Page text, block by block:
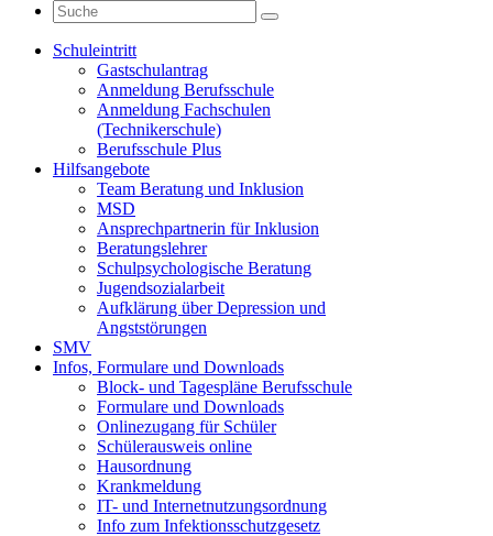
Schuleintritt
Gastschulantrag
Anmeldung Berufsschule
Anmeldung Fachschulen
(Technikerschule)
Berufsschule Plus
Hilfsangebote
Team Beratung und Inklusion
MSD
Ansprechpartnerin für Inklusion
Beratungslehrer
Schulpsychologische Beratung
Jugendsozialarbeit
Aufklärung über Depression und
Angststörungen
SMV
Infos, Formulare und Downloads
Block- und Tagespläne Berufsschule
Formulare und Downloads
Onlinezugang für Schüler
Schülerausweis online
Hausordnung
Krankmeldung
IT- und Internetnutzungsordnung
Info zum Infektionsschutzgesetz